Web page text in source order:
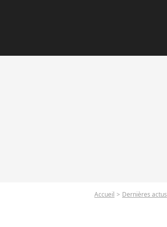
Accueil Dernières actus